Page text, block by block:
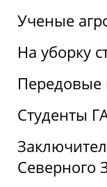
Ученые
На уборку
Передовые
Студенты
Северного